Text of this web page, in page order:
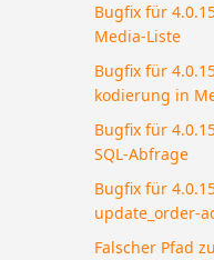
Bugfix für
Media-Liste
Bugfix für
kodierung in
Bugfix für
SQL-Abfrage
Bugfix für
update_order-
Falscher Pfad